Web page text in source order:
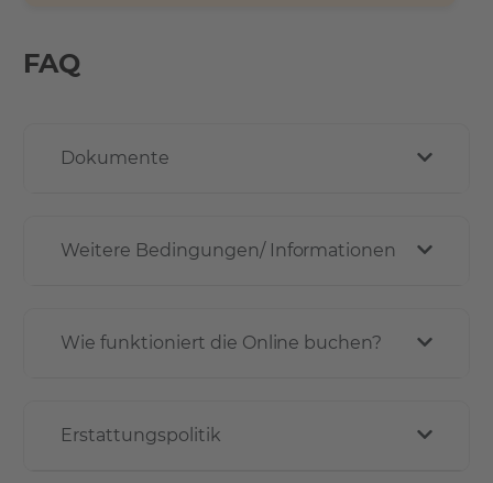
FAQ
Dokumente
Weitere Bedingungen/ Informationen
Wie funktioniert die Online buchen?
Erstattungspolitik